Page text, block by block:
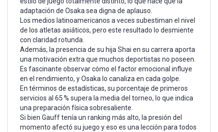
adaptación de Osaka sea digna de aplauso.
Los medios latinoamericanos a veces subestiman el nivel
de los atletas asiáticos, pero este resultado lo desmiente
con claridad rotunda.
Además, la presencia de su hija Shai en su carrera aporta
una motivación extra que muchos deportistas no poseen.
Es fascinante observar cómo el factor emocional influye
en el rendimiento, y Osaka lo canaliza en cada golpe.
En términos de estadísticas, su porcentaje de primeros
servicios al 65 % supera la media del torneo, lo que indica
una preparación física sobresaliente.
Si bien Gauff tenía un ranking más alto, la presión del
momento afectó su juego y eso es una lección para todos